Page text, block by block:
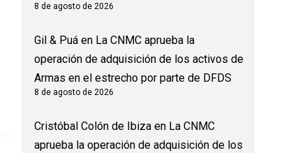
8 de agosto de 2026
Gil & Puáen La CNMC aprueba la
operación de adquisición de los activos de
Armas en el estrecho por parte de DFDS
8 de agosto de 2026
Cristóbal Colón de Ibizaen La CNMC
aprueba la operación de adquisición de los